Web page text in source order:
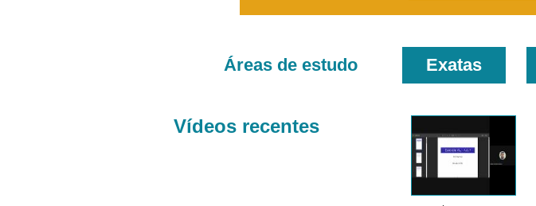
Áreas de estudo Exatas
Vídeos recentes